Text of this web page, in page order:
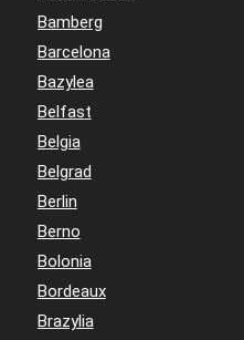
Bamberg
Barcelona
Bazylea
Belfast
Belgia
Belgrad
Berlin
Berno
Bolonia
Bordeaux
Brazylia